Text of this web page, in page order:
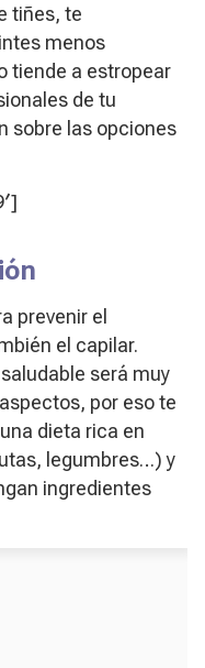
tiñes, te
menos
tiende a estropear
de tu
sobre las opciones
prevenir el
el capilar.
será muy
por eso te
dieta rica en
legumbres…) y
ingredientes